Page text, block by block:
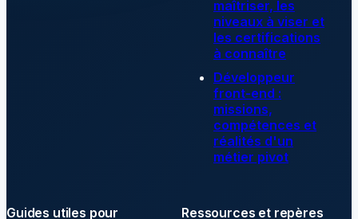
maîtriser, les
niveaux à viser et
les certifications
à connaître
Développeur
front-end :
missions,
compétences et
réalités d'un
métier pivot
Guides utiles pour
Ressources et repères